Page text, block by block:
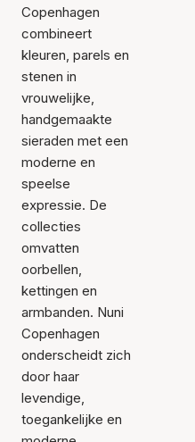
Copenhagen
combineert
kleuren, parels en
stenen in
vrouwelijke,
handgemaakte
sieraden met een
moderne en
speelse
expressie. De
collecties
omvatten
oorbellen,
kettingen en
armbanden. Nuni
Copenhagen
onderscheidt zich
door haar
levendige,
toegankelijke en